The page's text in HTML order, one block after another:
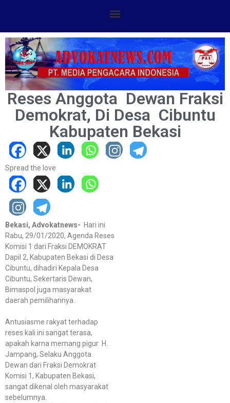
Reses Anggota Dewan Fraksi
Demokrat, Di Desa Cibuntu
Kabupaten Bekasi
Spread the love
Bekasi, Advokatnews- Hari ini
Rabu, 29/01/2020, Agenda Reses
Komisi 1 dari Fraksi DEMOKRAT
Dapil 2, Kabupaten Bekasi di Desa
Cibuntu, dihadiri Kepala Desa
Cibuntu, Sekertaris Dewan,
Bimaspol juga masyarakat
daerah pemilihannya.
Antusiasme rakyat terhadap
reses kali ini sangat terasa,
apakah karna memang pigur H.
Jampang, Selaku Anggota
Dewan dari Fraksi Demokrat
Komisi 1, Kabupaten Bekasi,
sangat dikenal oleh masyarakat
sebelumnya.